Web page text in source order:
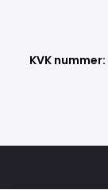
KVK nummer: